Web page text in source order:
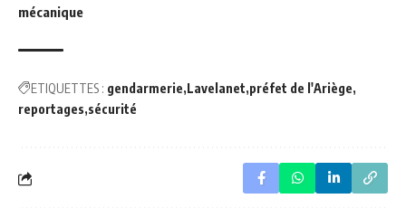
mécanique
ETIQUETTES : gendarmerie Lavelanet préfet de l'Ariège
reportages sécurité